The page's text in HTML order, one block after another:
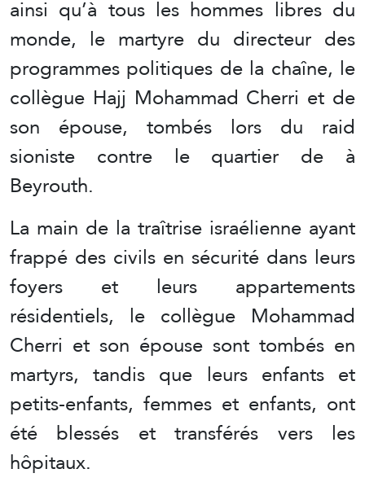
ainsi qu’à tous les hommes libres du
monde, le martyre du directeur des
programmes politiques de la chaîne, le
collègue Hajj Mohammad Cherri et de
son épouse, tombés lors du raid
sioniste contre le quartier de à
Beyrouth.
La main de la traîtrise israélienne ayant
frappé des civils en sécurité dans leurs
foyers et leurs appartements
résidentiels, le collègue Mohammad
Cherri et son épouse sont tombés en
martyrs, tandis que leurs enfants et
petits-enfants, femmes et enfants, ont
été blessés et transférés vers les
hôpitaux.